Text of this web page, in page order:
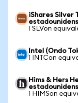
iShares Silver
1 SLVon
Intel (Ondo
1 INTCon
Hims & Hers
1 HIMSon